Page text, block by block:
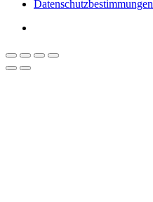
Datenschutzbestimmungen